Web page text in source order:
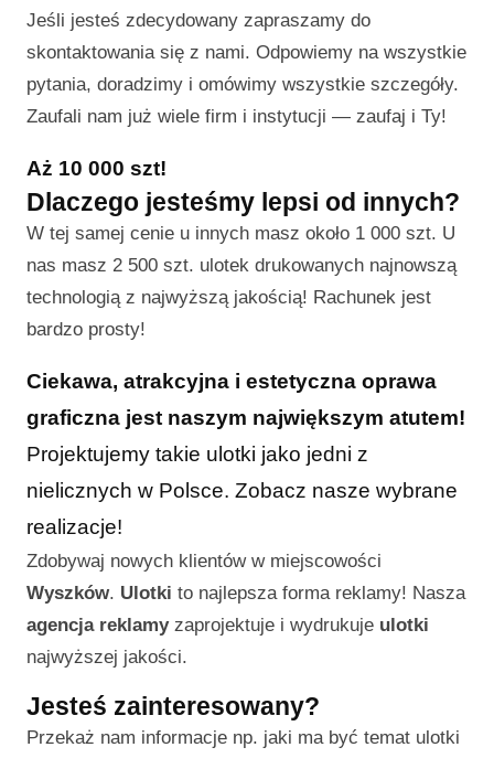
Jeśli jesteś zdecydowany zapraszamy do
skontaktowania się z nami. Odpowiemy na wszystkie
pytania, doradzimy i omówimy wszystkie szczegóły.
Zaufali nam już wiele firm i instytucji — zaufaj i Ty!
Aż 10 000 szt!
Dlaczego jesteśmy lepsi od innych?
W tej samej cenie u innych masz około 1 000 szt. U
nas masz 2 500 szt. ulotek drukowanych najnowszą
technologią z najwyższą jakością! Rachunek jest
bardzo prosty!
Ciekawa, atrakcyjna i estetyczna oprawa
graficzna jest naszym największym atutem!
Projektujemy takie ulotki jako jedni z
nielicznych w Polsce. Zobacz nasze wybrane
realizacje!
Zdobywaj nowych klientów w miejscowości
Wyszków. Ulotki to najlepsza forma reklamy! Nasza
agencja reklamyzaprojektuje i wydrukuje ulotki
najwyższej jakości.
Jesteś zainteresowany?
Przekaż nam informacje np. jaki ma być temat ulotki